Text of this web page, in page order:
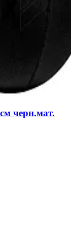
черн.мат.